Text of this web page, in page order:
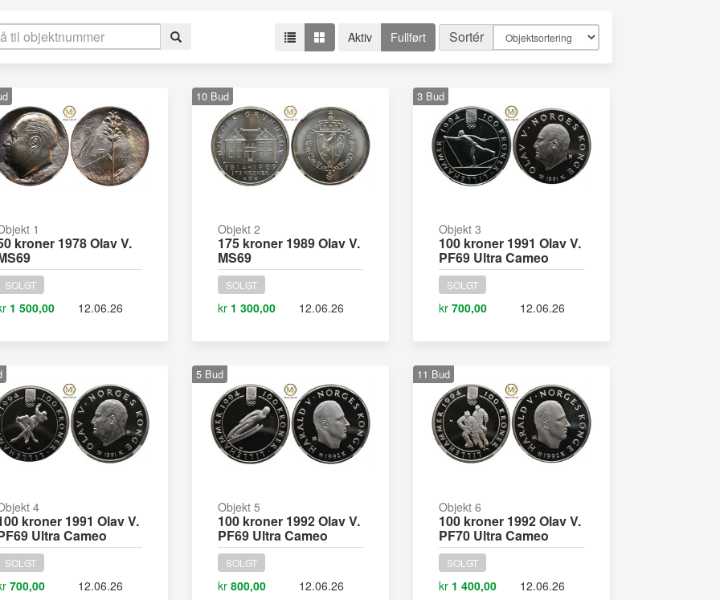
Aktiv Fullført Sortér
1
kroner 1978 Olav V.
SOLGT
1 500,00 12.06.26
10 Bud
Objekt 2
175 kroner 1989 Olav V.
MS69
SOLGT
kr 1 300,00 12.06.26
3 Bud
Objekt 3
100 kroner 1991 Olav V.
PF69 Ultra Cameo
SOLGT
kr 700,00 12.06.26
4
kroner 1991 Olav V.
Ultra Cameo
SOLGT
700,00 12.06.26
5 Bud
Objekt 5
100 kroner 1992 Olav V.
PF69 Ultra Cameo
SOLGT
kr 800,00 12.06.26
11 Bud
Objekt 6
100 kroner 1992 Olav V.
PF70 Ultra Cameo
SOLGT
kr 1 400,00 12.06.26